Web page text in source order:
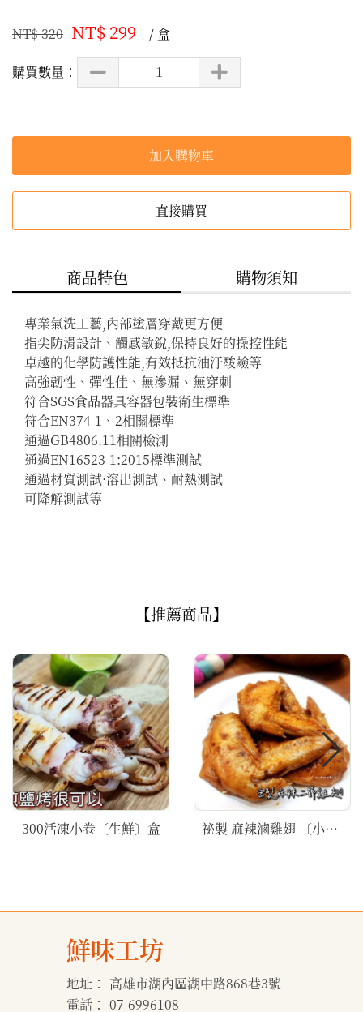
NT$ 320 NT$ 299 / 盒
購買數量：
加入購物車
直接購買
商品特色 購物須知
專業氣洗工藝,內部塗層穿戴更方便
指尖防滑設計、觸感敏銳,保持良好的操控性能
卓越的化學防護性能,有效抵抗油汙酸鹼等
高強韌性、彈性佳、無滲漏、無穿刺
符合SGS食品器具容器包裝衛生標準
符合EN374-1、2相關標準
通過GB4806.11相關檢測
通過EN16523-1:2015標準測試
通過材質測試·溶出測試、耐熱測試
可降解測試等
【推薦商品】
300活凍小卷〔生鮮〕盒 祕製 麻辣滷雞翅 〔小辣〕
鮮味工坊
地址： 高雄市湖內區湖中路868巷3號
電話： 07-6996108